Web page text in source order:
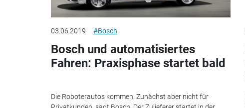
03.06.2019 #Bosch
Bosch und automatisiertes
Fahren: Praxisphase startet bald
Die Roboterautos kommen. Zunächst aber nicht für